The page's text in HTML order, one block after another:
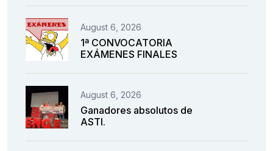
August 6, 2026
1ª CONVOCATORIA
EXÁMENES FINALES
August 6, 2026
Ganadores absolutos de
ASTI.